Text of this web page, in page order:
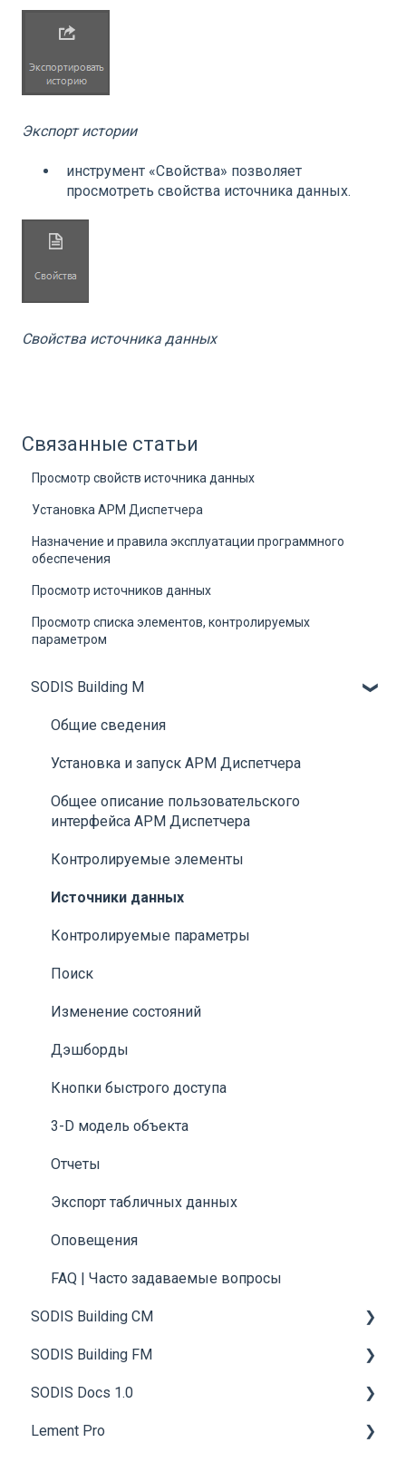
Экспорт истории
инструмент «Свойства» позволяет
просмотреть свойства источника данных.
Свойства источника данных
Связанные статьи
Просмотр свойств источника данных
Установка АРМ Диспетчера
Назначение и правила эксплуатации программного
обеспечения
Просмотр источников данных
Просмотр списка элементов, контролируемых
параметром
SODIS Building M
Общие сведения
Установка и запуск АРМ Диспетчера
Общее описание пользовательского
интерфейса АРМ Диспетчера
Контролируемые элементы
Источники данных
Контролируемые параметры
Поиск
Изменение состояний
Дэшборды
Кнопки быстрого доступа
3-D модель объекта
Отчеты
Экспорт табличных данных
Оповещения
FAQ | Часто задаваемые вопросы
SODIS Building CM
Общие сведения
Работа с технической документацией
Управление строительством
SODIS Building FM
Общие сведения
Инженерные системы и оборудование
SODIS Docs 1.0
Начало работы
Lement Pro